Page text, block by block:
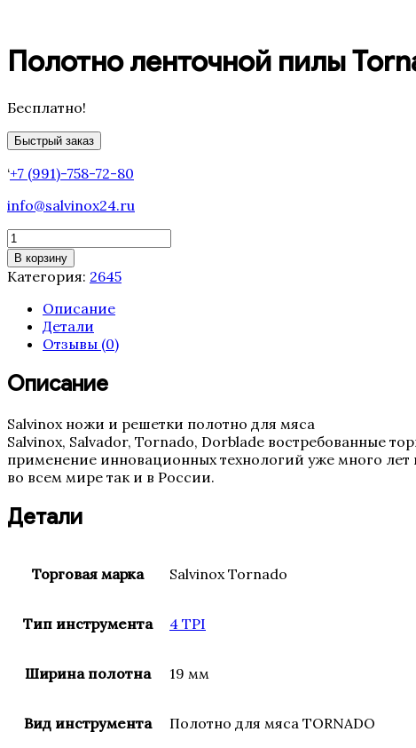
Полотно ленточной пилы
Бесплатно!
Быстрый заказ
‘+7 (991)-758-72-80
info@salvinox24.ru
Количество
товара
Полотно
ленточной
пилы
Tornado
2645
(19,
4TPI,
Италия)
В корзину
Категория: 2645
Описание
Детали
Отзывы (0)
Описание
Salvinox ножи и решетки полотно для мяса
Salvinox, Salvador, Tornado, Dorblade востребованные
применение инновационных технологий уже много лет
во всем мире так и в России.
Детали
Торговая марка Salvinox Tornado
Тип инструмента 4 TPI
Ширина полотна 19 мм
Вид инструмента Полотно для мяса TORNADO